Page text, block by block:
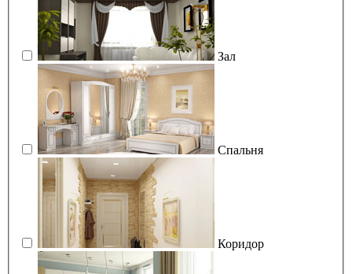
Зал
Спальня
Коридор